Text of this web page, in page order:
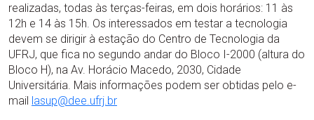
realizadas, todas às terças-feiras, em dois horários: 11 às
12h e 14 às 15h. Os interessados em testar a tecnologia
devem se dirigir à estação do Centro de Tecnologia da
UFRJ, que fica no segundo andar do Bloco I-2000 (altura do
Bloco H), na Av. Horácio Macedo, 2030, Cidade
Universitária. Mais informações podem ser obtidas pelo e-
mail lasup@dee.ufrj.br